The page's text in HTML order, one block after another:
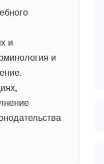
и
и